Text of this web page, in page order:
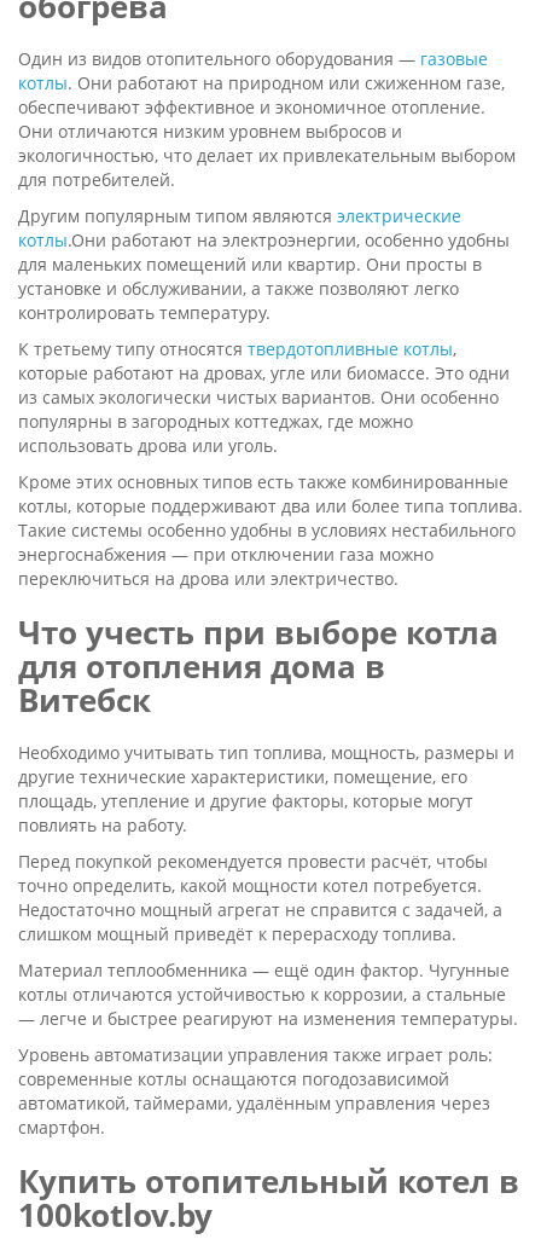
Один из видов отопительного оборудования — газовые
котлы. Они работают на природном или сжиженном газе,
обеспечивают эффективное и экономичное отопление.
Они отличаются низким уровнем выбросов и
экологичностью, что делает их привлекательным выбором
для потребителей.
Другим популярным типом являются электрические
котлы.Они работают на электроэнергии, особенно удобны
для маленьких помещений или квартир. Они просты в
установке и обслуживании, а также позволяют легко
контролировать температуру.
К третьему типу относятся твердотопливные котлы,
которые работают на дровах, угле или биомассе. Это одни
из самых экологически чистых вариантов. Они особенно
популярны в загородных коттеджах, где можно
использовать дрова или уголь.
Кроме этих основных типов есть также комбинированные
котлы, которые поддерживают два или более типа топлива.
Такие системы особенно удобны в условиях нестабильного
энергоснабжения — при отключении газа можно
переключиться на дрова или электричество.
Что учесть при выборе котла
для отопления дома в
Витебск
Необходимо учитывать тип топлива, мощность, размеры и
другие технические характеристики, помещение, его
площадь, утепление и другие факторы, которые могут
повлиять на работу.
Перед покупкой рекомендуется провести расчёт, чтобы
точно определить, какой мощности котел потребуется.
Недостаточно мощный агрегат не справится с задачей, а
слишком мощный приведёт к перерасходу топлива.
Материал теплообменника — ещё один фактор. Чугунные
котлы отличаются устойчивостью к коррозии, а стальные
— легче и быстрее реагируют на изменения температуры.
Уровень автоматизации управления также играет роль:
современные котлы оснащаются погодозависимой
автоматикой, таймерами, удалённым управления через
смартфон.
Купить отопительный котел в
100kotlov.by